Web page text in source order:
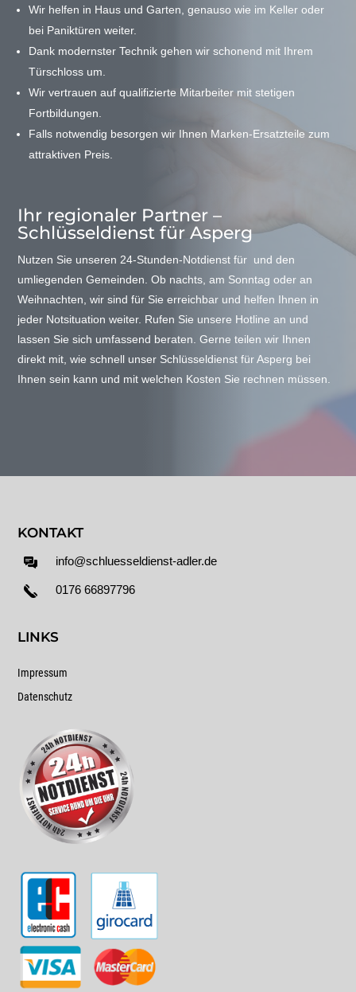
Wir helfen in Haus und Garten, genauso wie im Keller oder
bei Paniktüren weiter.
Dank modernster Technik gehen wir schonend mit Ihrem
Türschloss um.
Wir vertrauen auf qualifizierte Mitarbeiter mit stetigen
Fortbildungen.
Falls notwendig besorgen wir Ihnen Marken-Ersatzteile zum
attraktiven Preis.
Ihr regionaler Partner –
Schlüsseldienst für Asperg
Nutzen Sie unseren 24-Stunden-Notdienst für und den
umliegenden Gemeinden. Ob nachts, am Sonntag oder an
Weihnachten, wir sind für Sie erreichbar und helfen Ihnen in
jeder Notsituation weiter. Rufen Sie unsere Hotline an und
lassen Sie sich umfassend beraten. Gerne teilen wir Ihnen
direkt mit, wie schnell unser Schlüsseldienst für Asperg bei
Ihnen sein kann und mit welchen Kosten Sie rechnen müssen.
KONTAKT
info@schluesseldienst-adler.de
0176 66897796
LINKS
Impressum
Datenschutz